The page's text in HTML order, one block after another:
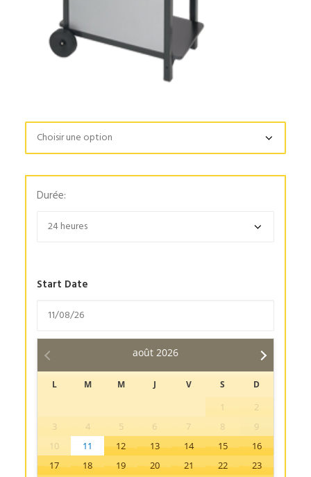
Durée:
Start Date
août 2026
L M M J V S D
1
2
3
4 5 6 7 8
9
10
11 12 13 14 15
16
17
18 19 20 21 22
23